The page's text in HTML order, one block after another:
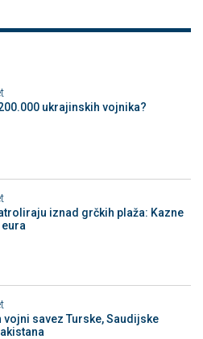
ukrajinskih vojnika?
iznad grčkih plaža: Kazne
vojni savez Turske, Saudijske